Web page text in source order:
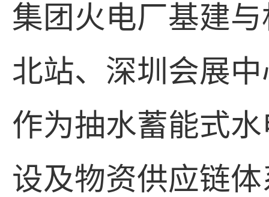
集团火电厂基建
北站、深圳会展
作为抽水蓄能式
设及物资供应链